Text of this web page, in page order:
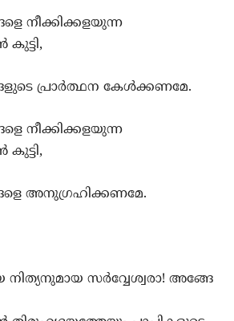
നീക്കിക്കളയുന്ന
കുട്ടി,
പ്രാര്‍ത്ഥന കേള്‍ക്കണമേ.
നീക്കിക്കളയുന്ന
കുട്ടി,
അനുഗ്രഹിക്കണമേ.
സര്‍വ്വേശ്വരാ! അങ്ങേ